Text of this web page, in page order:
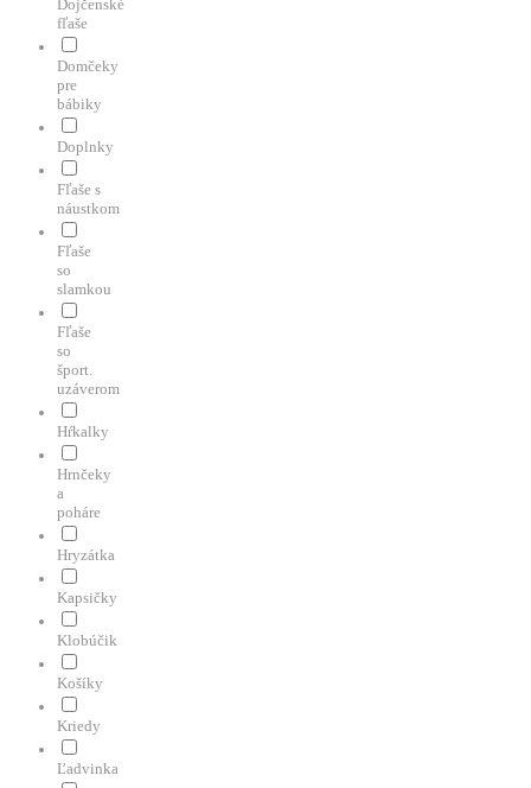
Dojčenské
fľaše
Domčeky
pre
bábiky
Doplnky
Fľaše s
náustkom
Fľaše
so
slamkou
Fľaše
so
šport.
uzáverom
Hŕkalky
Hrnčeky
a
poháre
Hryzátka
Kapsičky
Klobúčik
Košíky
Kriedy
Ľadvinka